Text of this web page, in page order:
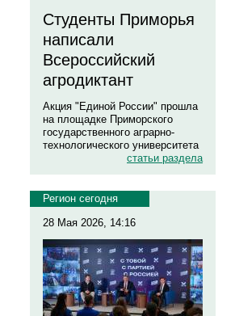
Студенты Приморья
написали
Всероссийский
агродиктант
Акция "Единой России" прошла
на площадке Приморского
государственного аграрно-
технологического университета
статьи раздела
Регион сегодня
28 Мая 2026, 14:16